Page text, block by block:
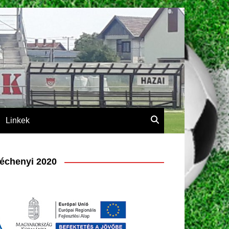
Linkek
2020